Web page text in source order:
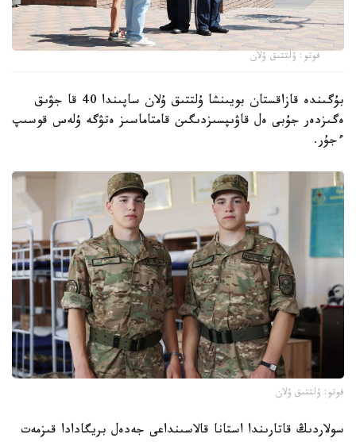
فوتو: ۇلتتىق ۇلان
بۇگىندە قازاقستان بويىنشا ۇلتتىق ۇلان ساپىندا 40 قا جۋىق
ەگىزدەر جۇبى ەل قاۋىپسىزدىگىن قامتاماسىز ەتۋگە ۇلەس قوسىپ
ءجۇر.
فوتو: ۇلتتىق ۇلان
سولاردىڭ قاتارىندا استانا قالاسىنداعى جەدەل بريگادادا قىزمەت